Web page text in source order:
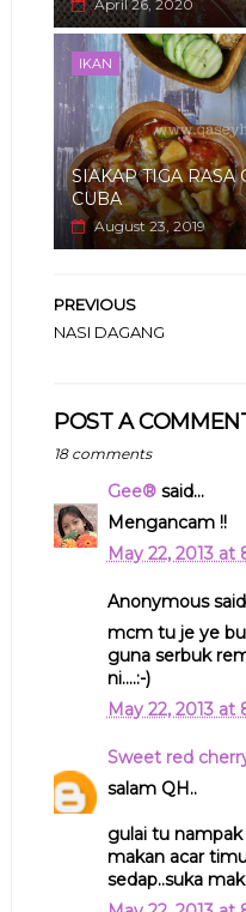
April 26, 2020
IKAN
SIAKAP TIGA RASA
CUBA
August 23, 2019
PREVIOUS
NASI DAGANG
POST A
18 comments
Gee®said...
Mengancam !!
May 22, 2013 at
Anonymous
mcm tu je ye
guna serbuk
ni....:-)
May 22, 2013 at
Sweet red
salam QH..
gulai tu
makan acar
sedap..suka